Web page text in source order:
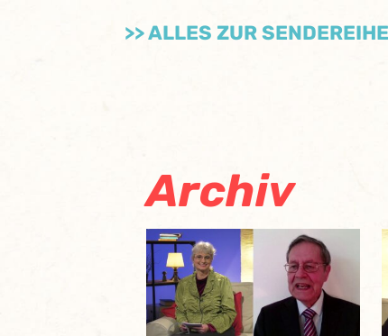
>> ALLES ZUR
Archiv